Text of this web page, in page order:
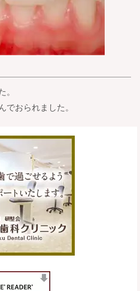
おられました。